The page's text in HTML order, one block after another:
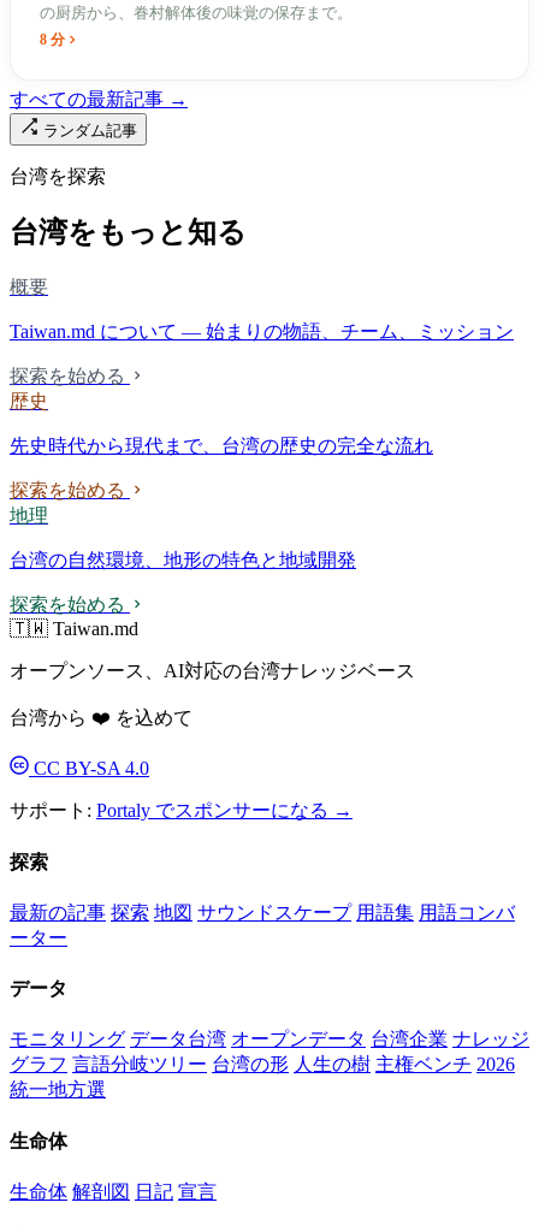
の厨房から、眷村解体後の味覚の保存まで。
8 分
すべての最新記事 →
ランダム記事
台湾を探索
台湾をもっと知る
概要
Taiwan.md について — 始まりの物語、チーム、ミッション
探索を始める
歴史
先史時代から現代まで、台湾の歴史の完全な流れ
探索を始める
地理
台湾の自然環境、地形の特色と地域開発
探索を始める
🇹🇼 Taiwan.md
オープンソース、AI対応の台湾ナレッジベース
台湾から ❤️ を込めて
CC BY-SA 4.0
サポート: Portaly でスポンサーになる →
探索
最新の記事 探索 地図 サウンドスケープ 用語集 用語コンバ
ーター
データ
モニタリング データ台湾 オープンデータ 台湾企業 ナレッジ
グラフ 言語分岐ツリー 台湾の形 人生の樹 主権ベンチ 2026
統一地方選
生命体
生命体 解剖図 日記 宣言